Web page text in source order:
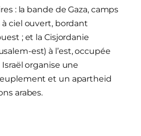
: la bande de Gaza, camps
ciel ouvert, bordant
; et la Cisjordanie
est) à l’est, occupée
organise une
et un apartheid
arabes.